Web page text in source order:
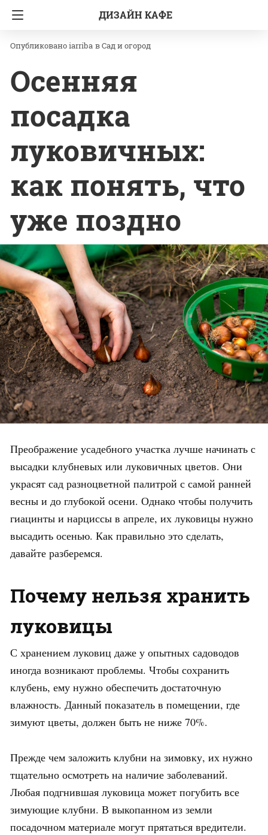
ДИЗАЙН КАФЕ
Главная Сад и огород
iarriba вСад и огород
Осенняя
посадка
луковичных:
как понять, что
уже поздно
Преображение усадебного участка лучше начинать с
высадки клубневых или луковичных цветов. Они
украсят сад разноцветной палитрой с самой ранней
весны и до глубокой осени. Однако чтобы получить
гиацинты и нарциссы в апреле, их луковицы нужно
высадить осенью. Как правильно это сделать,
давайте разберемся.
Почему нельзя хранить
луковицы
С хранением луковиц даже у опытных садоводов
иногда возникают проблемы. Чтобы сохранить
клубень, ему нужно обеспечить достаточную
влажность. Данный показатель в помещении, где
зимуют цветы, должен быть не ниже 70%.
Прежде чем заложить клубни на зимовку, их нужно
тщательно осмотреть на наличие заболеваний.
Любая подгнившая луковица может погубить все
зимующие клубни. В выкопанном из земли
посадочном материале могут прятаться вредители.